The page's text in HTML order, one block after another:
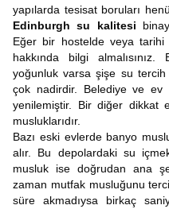
yapılarda tesisat boruları
Edinburgh su kalitesi
Eğer bir hostelde veya tarihi
hakkında bilgi
yoğunluk varsa şişe su
çok nadirdir. Belediye ve ev
yenilemiştir. Bir diğer dikkat
musluklarıdır.
Bazı eski evlerde banyo
alır. Bu depolardaki su
musluk ise doğrudan ana
zaman mutfak musluğunu
süre akmadıysa birkaç